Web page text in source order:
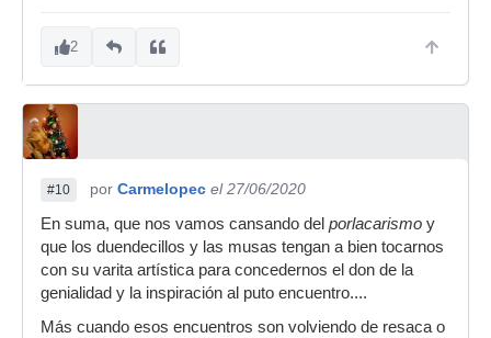
2
#10 por Carmelopec el 27/06/2020
En suma, que nos vamos cansando del porlacarismo y
que los duendecillos y las musas tengan a bien tocarnos
con su varita artística para concedernos el don de la
genialidad y la inspiración al puto encuentro....
Más cuando esos encuentros son volviendo de resaca o